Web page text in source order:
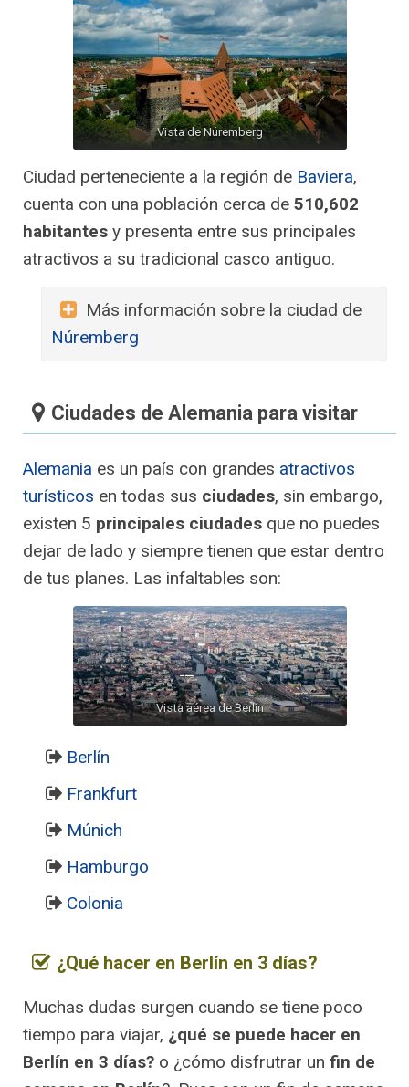
Vista de Núremberg
Ciudad perteneciente a la región de Baviera,
cuenta con una población cerca de 510,602
habitantes y presenta entre sus principales
atractivos a su tradicional casco antiguo.
Más información sobre la ciudad de
Núremberg
Ciudades de Alemania para visitar
Alemania es un país con grandes atractivos
turísticos en todas sus ciudades, sin embargo,
existen 5 principales ciudades que no puedes
dejar de lado y siempre tienen que estar dentro
de tus planes. Las infaltables son:
Vista aérea de Berlín
Berlín
Frankfurt
Múnich
Hamburgo
Colonia
¿Qué hacer en Berlín en 3 días?
Muchas dudas surgen cuando se tiene poco
tiempo para viajar, ¿qué se puede hacer en
Berlín en 3 días? o ¿cómo disfrutrar un fin de